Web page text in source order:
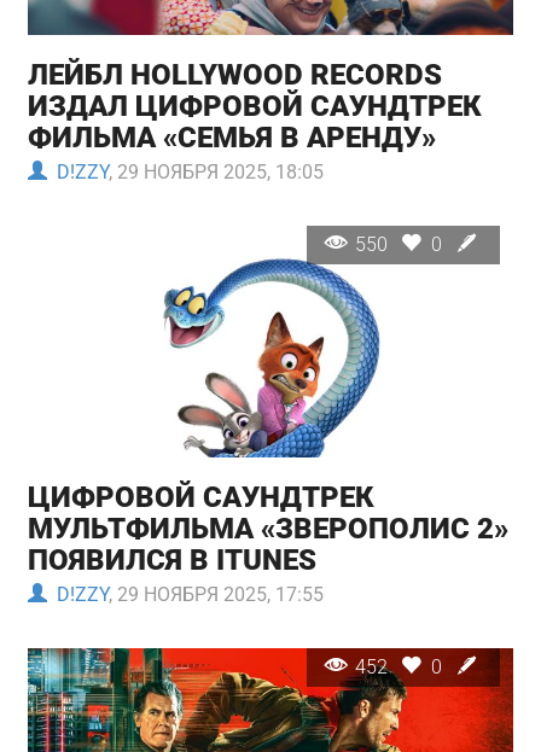
ЛЕЙБЛ HOLLYWOOD RECORDS
ИЗДАЛ ЦИФРОВОЙ САУНДТРЕК
ФИЛЬМА «СЕМЬЯ В АРЕНДУ»
D!ZZY, 29 НОЯБРЯ 2025, 18:05
550 0
ЦИФРОВОЙ САУНДТРЕК
МУЛЬТФИЛЬМА «ЗВЕРОПОЛИС 2»
ПОЯВИЛСЯ В ITUNES
D!ZZY, 29 НОЯБРЯ 2025, 17:55
452 0